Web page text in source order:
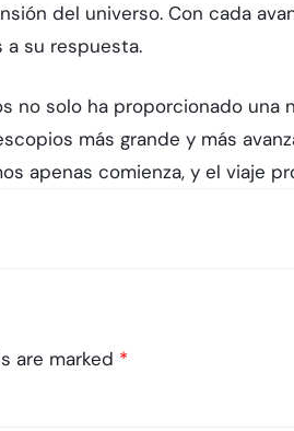
del universo. Con cada
a su respuesta.
no solo ha proporcionado
más grande y más
apenas comienza, y el viaje
are marked *